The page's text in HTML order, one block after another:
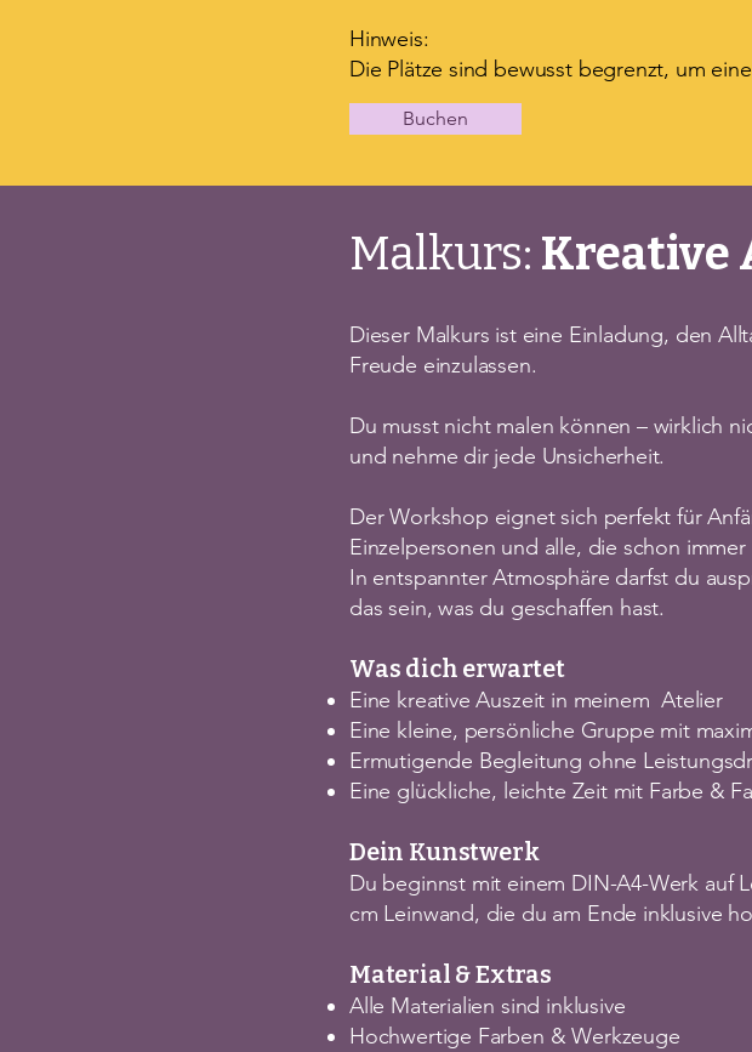
Hinweis:
Die Plätze sind bewusst begrenzt, um
Buchen
Malkurs: Kreative
Dieser Malkurs ist eine Einladung, den
Freude einzulassen.
Du musst nicht malen können – wirklich
und nehme dir jede Unsicherheit.
Der Workshop eignet sich perfekt für
Einzelpersonen und alle, die schon
In entspannter Atmosphäre darfst du
das sein, was du geschaffen hast.
Was dich erwartet
Eine kreative Auszeit in meinem Atelier
Eine kleine, persönliche Gruppe mit
Ermutigende Begleitung ohne
Eine glückliche, leichte Zeit mit Farbe &
Dein Kunstwerk
Du beginnst mit einem DIN-A4-Werk auf
cm Leinwand, die du am Ende inklusive
Material & Extras
Alle Materialien sind inklusive
Hochwertige Farben & Werkzeuge